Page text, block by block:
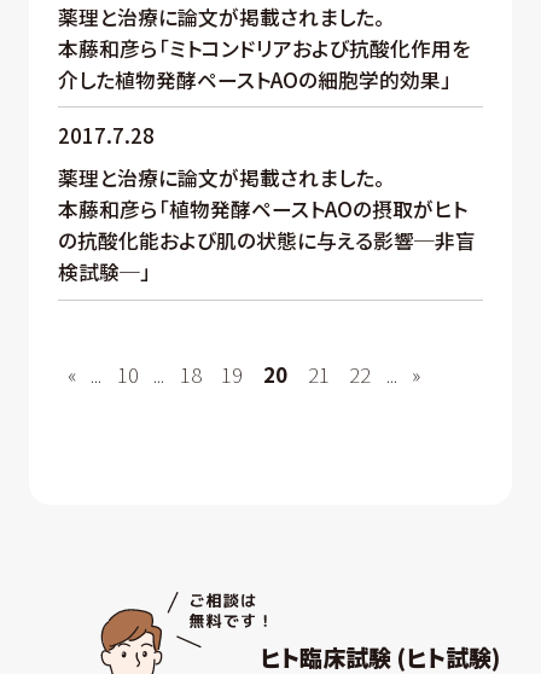
薬理と治療に論文が掲載されました。
本藤和彦ら「ミトコンドリアおよび抗酸化作用を
介した植物発酵ペーストAOの細胞学的効果」
2017.7.28
薬理と治療に論文が掲載されました。
本藤和彦ら「植物発酵ペーストAOの摂取がヒト
の抗酸化能および肌の状態に与える影響─非盲
検試験─」
« ... 10 ... 18 19 20 21 22 ... »
ヒト臨床試験 (ヒト試験)